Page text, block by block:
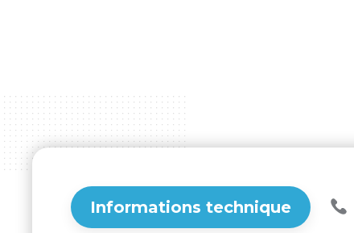
Informations technique